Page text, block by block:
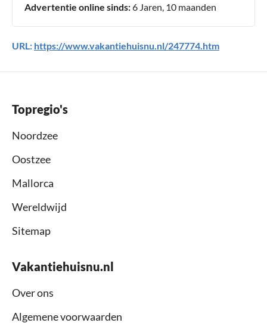
Advertentie online sinds:6 Jaren, 10 maanden
URL: https://www.vakantiehuisnu.nl/247774.htm
Topregio's
Noordzee
Oostzee
Mallorca
Wereldwijd
Sitemap
Vakantiehuisnu.nl
Over ons
Algemene voorwaarden